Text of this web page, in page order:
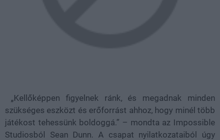
„Kellőképpen figyelnek ránk, és megadnak minden
szükséges eszközt és erőforrást ahhoz, hogy minél több
játékost tehessünk boldoggá.” – mondta az Impossible
Studiosból Sean Dunn. A csapat nyilatkozataiból úgy